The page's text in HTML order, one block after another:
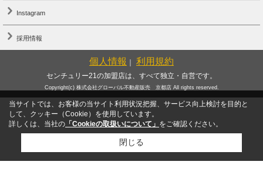
Instagram
採用情報
個人情報 利用規約
センチュリー21の加盟店は、すべて独立・自営です。
Copyright(c) 株式会社グローバル不動産販売 京都店 All rights reserved.
当サイトでは、お客様の当サイト利用状況把握、サービス向上検討を目的と
して、クッキー（Cookie）を使用しています。
詳しくは、当社の 「Cookieの取扱いについて」 をご確認ください。
閉じる